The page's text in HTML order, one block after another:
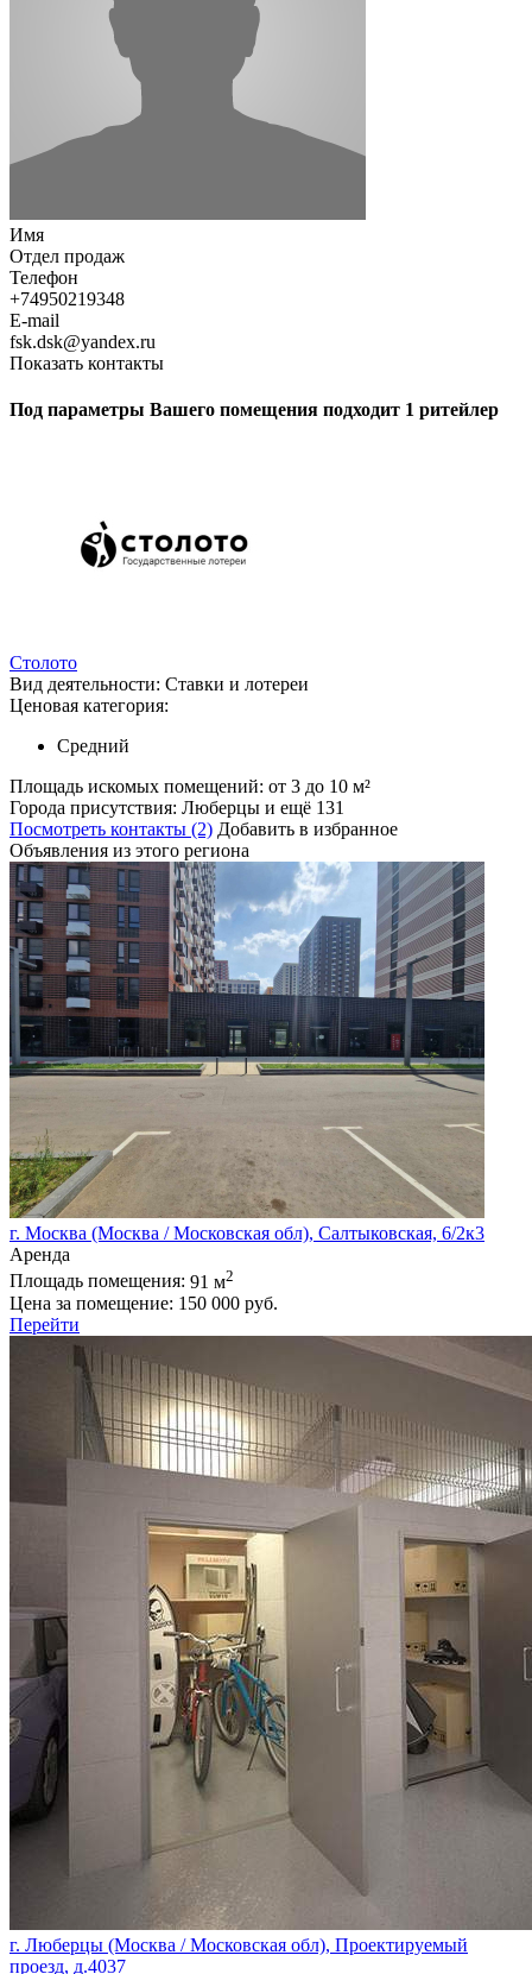
Имя
Отдел продаж
Телефон
+74950219348
E-mail
fsk.dsk@yandex.ru
Показать контакты
Под параметры Вашего помещения подходит 1 ритейлер
Столото
Вид деятельности: Ставки и лотереи
Ценовая категория:
Средний
Площадь искомых помещений: от 3 до 10 м²
Города присутствия: Люберцы и ещё 131
Посмотреть контакты (2) Добавить в избранное
Объявления из этого региона
г. Москва (Москва / Московская обл), Салтыковская, 6/2к3
Аренда
Площадь помещения: 91 м2
Цена за помещение: 150 000 руб.
Перейти
г. Люберцы (Москва / Московская обл), Проектируемый
проезд, д.4037